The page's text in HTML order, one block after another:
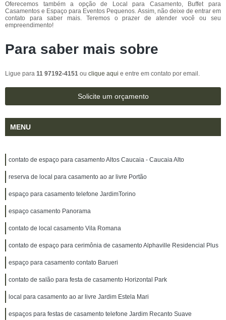
Oferecemos também a opção de Local para Casamento, Buffet para
Casamentos e Espaço para Eventos Pequenos. Assim, não deixe de entrar em
contato para saber mais. Teremos o prazer de atender você ou seu
empreendimento!
Para saber mais sobre
Ligue para 11 97192-4151 ou clique aqui e entre em contato por email.
Solicite um orçamento
MENU
contato de espaço para casamento Altos Caucaia - Caucaia Alto
reserva de local para casamento ao ar livre Portão
espaço para casamento telefone JardimTorino
espaço casamento Panorama
contato de local casamento Vila Romana
contato de espaço para cerimônia de casamento Alphaville Residencial Plus
espaço para casamento contato Barueri
contato de salão para festa de casamento Horizontal Park
local para casamento ao ar livre Jardim Estela Mari
espaços para festas de casamento telefone Jardim Recanto Suave